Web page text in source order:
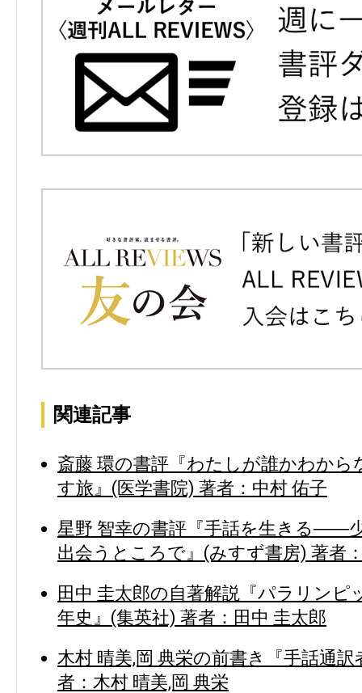
関連記事
斎藤 環の書評『わたしが誰かわか
す旅』(医学書院) 著者：中村 佑子
星野 智幸の書評『手話を生きる――
出会うところで』(みすず書房) 著者
田中 圭太郎の自著解説『パラリンピ
年史』(集英社) 著者：田中 圭太郎
木村 晴美,岡 典栄の前書き『手話通
者：木村 晴美,岡 典栄